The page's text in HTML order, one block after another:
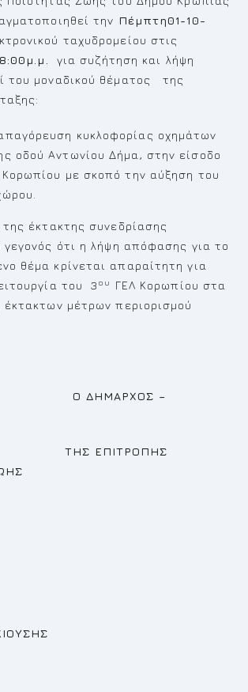
την Πέμπτη01-10-
ταχυδρομείου στις
για συζήτηση και λήψη
μοναδικού θέματος της
κυκλοφορίας οχημάτων
οδού Αντωνίου Δήμα, στην είσοδο
Κορωπίου με σκοπό την αύξηση του
έκτακτης συνεδρίασης
γεγονός ότι η λήψη απόφασης για το
θέμα κρίνεται απαραίτητη για
του 3 ου
ΓΕΛ Κορωπίου στα
έκτακτων μέτρων περιορισμού
–